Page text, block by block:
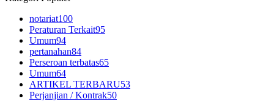
notariat100
Peraturan Terkait95
Umum94
pertanahan84
Perseroan terbatas65
Umum64
ARTIKEL TERBARU53
Perjanjian / Kontrak50